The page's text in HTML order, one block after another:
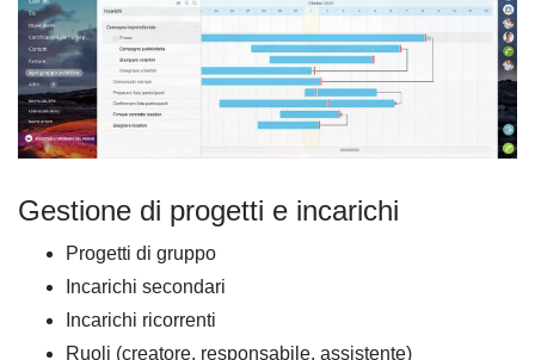
Gestione di progetti e incarichi
Progetti di gruppo
Incarichi secondari
Incarichi ricorrenti
Ruoli (creatore, responsabile, assistente)